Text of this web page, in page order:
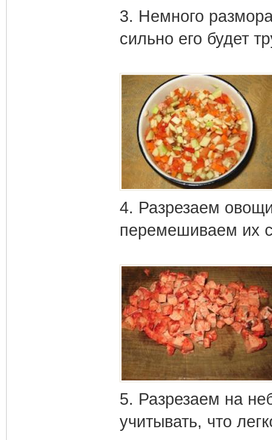
3. Немного
сильно его будет
4. Разрезаем
перемешиваем их
5. Разрезаем на
учитывать, что